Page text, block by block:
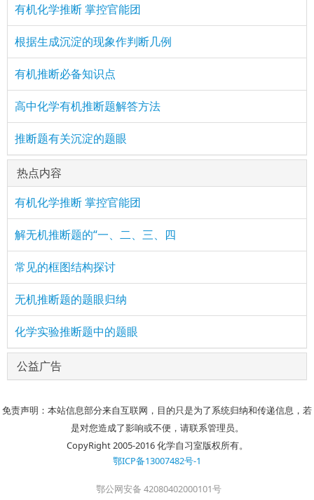
有机化学推断 掌控官能团
根据生成沉淀的现象作判断几例
有机推断必备知识点
高中化学有机推断题解答方法
推断题有关沉淀的题眼
热点内容
有机化学推断 掌控官能团
解无机推断题的“一、二、三、四
常见的框图结构探讨
无机推断题的题眼归纳
化学实验推断题中的题眼
公益广告
免责声明：本站信息部分来自互联网，目的只是为了系统归纳和传递信息，若
是对您造成了影响或不便，请联系管理员。
CopyRight 2005-2016 化学自习室版权所有。
鄂ICP备13007482号-1
鄂公网安备 42080402000101号